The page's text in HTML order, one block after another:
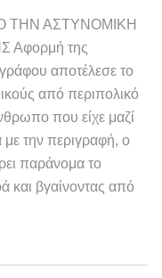
ΤΗΝ ΑΣΤΥΝΟΜΙΚΗ
της
αποτέλεσε το
από περιπολικό
που είχε μαζί
την περιγραφή, ο
παράνομα το
και βγαίνοντας από